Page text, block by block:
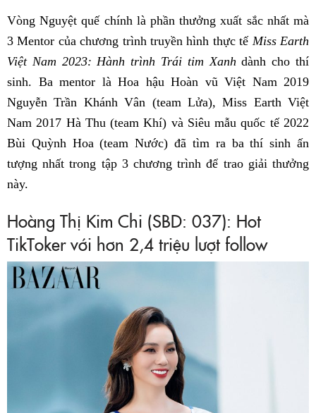
Vòng Nguyệt quế chính là phần thưởng xuất sắc nhất mà
3 Mentor của chương trình truyền hình thực tế Miss Earth
Việt Nam 2023: Hành trình Trái tim Xanh dành cho thí
sinh. Ba mentor là Hoa hậu Hoàn vũ Việt Nam 2019
Nguyễn Trần Khánh Vân (team Lửa), Miss Earth Việt
Nam 2017 Hà Thu (team Khí) và Siêu mẫu quốc tế 2022
Bùi Quỳnh Hoa (team Nước) đã tìm ra ba thí sinh ấn
tượng nhất trong tập 3 chương trình để trao giải thưởng
này.
Hoàng Thị Kim Chi (SBD: 037): Hot
TikToker với hơn 2,4 triệu lượt follow